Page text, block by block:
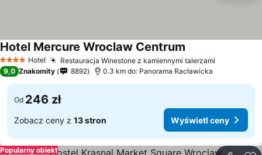
4 KategoriaHotel Restauracja Winestone z kamiennymi talerzami
Hotel Mercure Wroclaw Centrum
9,0 Znakomity 8892 0.3 km do: Panorama Racławicka
Od 246 zł
Zobacz ceny z 13 stron Wyświetl ceny
Popularny obiekt